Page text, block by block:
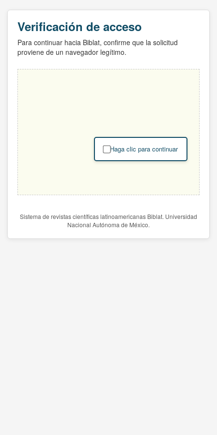
Verificación de acceso
Para continuar hacia Biblat, confirme que la solicitud
proviene de un navegador legítimo.
Haga clic para continuar
Sistema de revistas científicas latinoamericanas Biblat. Universidad
Nacional Autónoma de México.